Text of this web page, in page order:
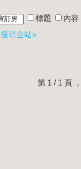
標題
內容
搜尋全站»
第 1 / 1